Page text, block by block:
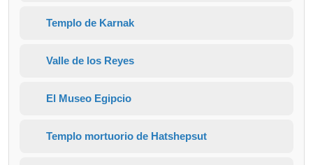
Templo de Karnak
Valle de los Reyes
El Museo Egipcio
Templo mortuorio de Hatshepsut